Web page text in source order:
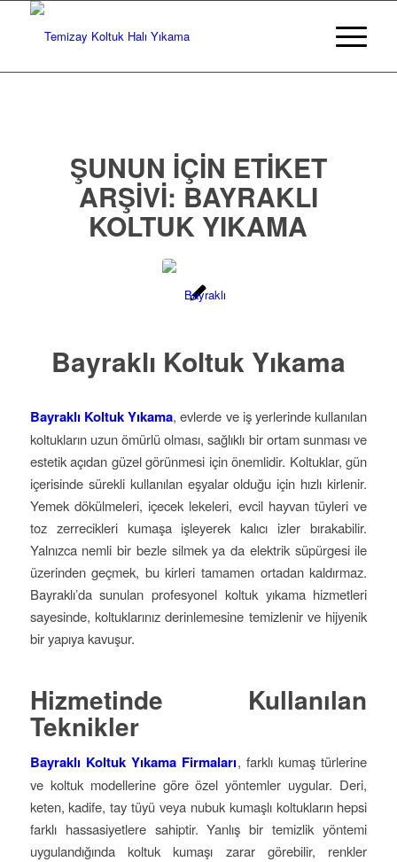
ŞUNUN IÇIN ETIKET
ARŞIVI: BAYRAKLI
KOLTUK YIKAMA
Bayraklı Koltuk Yıkama
Bayraklı Koltuk Yıkama, evlerde ve iş yerlerinde kullanılan
koltukların uzun ömürlü olması, sağlıklı bir ortam sunması ve
estetik açıdan güzel görünmesi için önemlidir. Koltuklar, gün
içerisinde sürekli kullanılan eşyalar olduğu için hızlı kirlenir.
Yemek dökülmeleri, içecek lekeleri, evcil hayvan tüyleri ve
toz zerrecikleri kumaşa işleyerek kalıcı izler bırakabilir.
Yalnızca nemli bir bezle silmek ya da elektrik süpürgesi ile
üzerinden geçmek, bu kirleri tamamen ortadan kaldırmaz.
Bayraklı’da sunulan profesyonel koltuk yıkama hizmetleri
sayesinde, koltuklarınız derinlemesine temizlenir ve hijyenik
bir yapıya kavuşur.
Hizmetinde Kullanılan
Teknikler
Bayraklı Koltuk Yıkama Firmaları, farklı kumaş türlerine
ve koltuk modellerine göre özel yöntemler uygular. Deri,
keten, kadife, tay tüyü veya nubuk kumaşlı koltukların hepsi
farklı hassasiyetlere sahiptir. Yanlış bir temizlik yöntemi
uygulandığında koltuk kumaşı zarar görebilir, renkler